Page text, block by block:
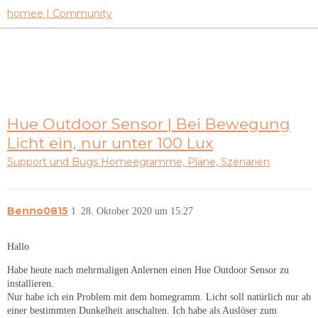
homee | Community
Hue Outdoor Sensor | Bei Bewegung
Licht ein, nur unter 100 Lux
Support und Bugs Homeegramme, Pläne, Szenarien
Benno0815 28. Oktober 2020 um 15:27
1
Hallo
Habe heute nach mehrmaligen Anlernen einen Hue Outdoor Sensor zu
installieren.
Nur habe ich ein Problem mit dem homegramm. Licht soll natürlich nur ab
einer bestimmten Dunkelheit anschalten. Ich habe als Auslöser zum